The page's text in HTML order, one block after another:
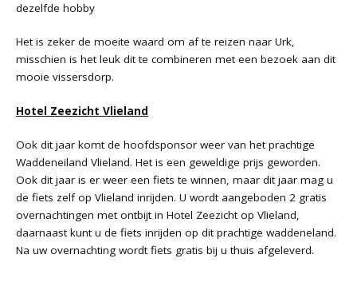
dezelfde hobby
Het is zeker de moeite waard om af te reizen naar Urk,
misschien is het leuk dit te combineren met een bezoek aan dit
mooie vissersdorp.
Hotel Zeezicht Vlieland
Ook dit jaar komt de hoofdsponsor weer van het prachtige
Waddeneiland Vlieland. Het is een geweldige prijs geworden.
Ook dit jaar is er weer een fiets te winnen, maar dit jaar mag u
de fiets zelf op Vlieland inrijden. U wordt aangeboden 2 gratis
overnachtingen met ontbijt in Hotel Zeezicht op Vlieland,
daarnaast kunt u de fiets inrijden op dit prachtige waddeneland.
Na uw overnachting wordt fiets gratis bij u thuis afgeleverd.